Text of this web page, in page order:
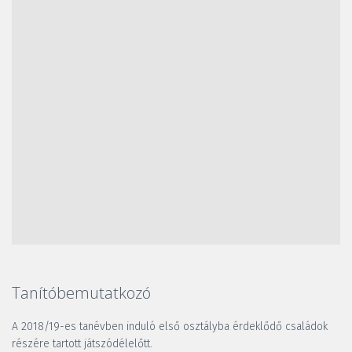
Tanítóbemutatkozó
A 2018/19-es tanévben induló első osztályba érdeklődő családok
részére tartott játszódélelőtt.